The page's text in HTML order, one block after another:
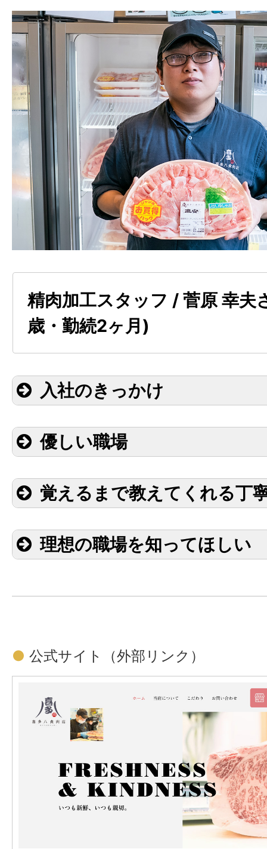
精肉加工スタッフ / 菅原 幸夫
歳・勤続2ヶ月)
入社のきっかけ
優しい職場
覚えるまで教えてくれる丁
理想の職場を知ってほしい
● 公式サイト （外部リンク）